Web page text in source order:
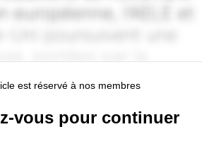
est réservé à nos membres
vous pour continuer